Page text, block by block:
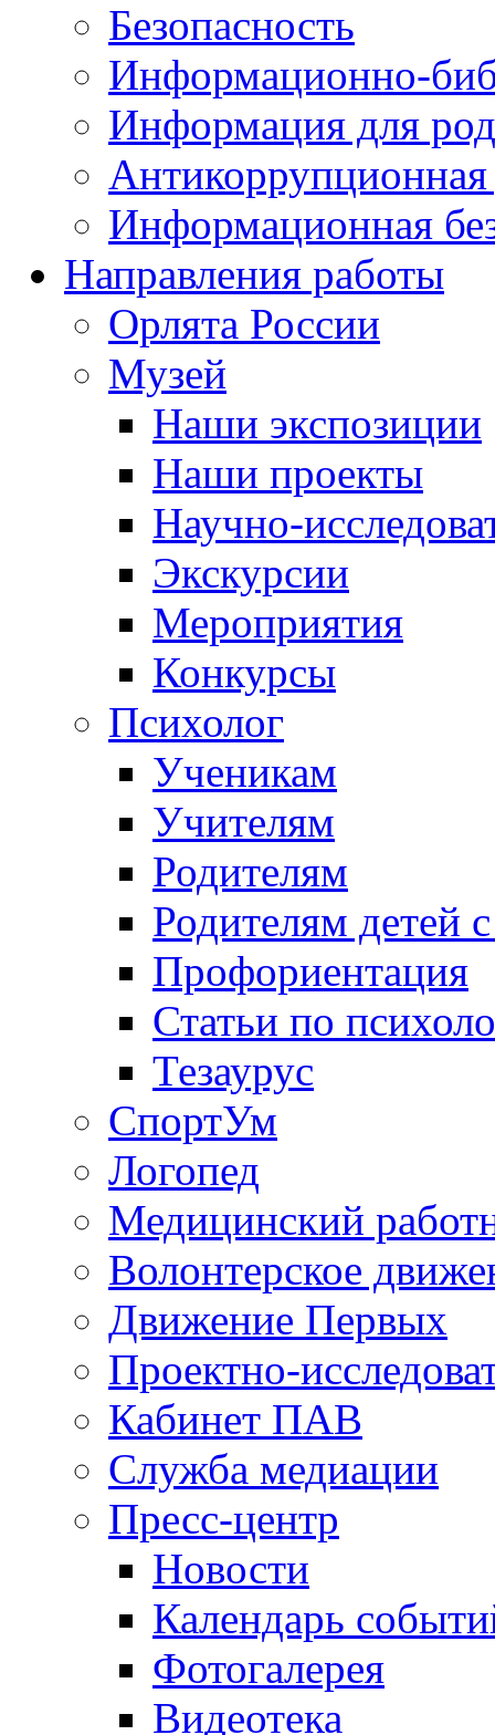
Безопасность
Информационно-
Информация для
Антикоррупционная
Информационная
Направления работы
Орлята России
Музей
Наши экспозиции
Наши проекты
Научно-
Экскурсии
Мероприятия
Конкурсы
Психолог
Ученикам
Учителям
Родителям
Родителям детей
Профориентация
Статьи по
Тезаурус
СпортУм
Логопед
Медицинский
Волонтерское
Движение Первых
Проектно-
Кабинет ПАВ
Служба медиации
Пресс-центр
Новости
Календарь
Фотогалерея
Видеотека